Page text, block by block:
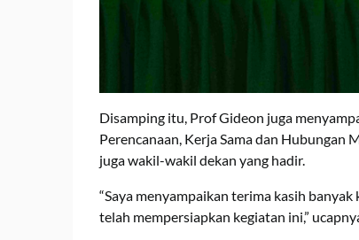
Disamping itu, Prof Gideon juga
Perencanaan, Kerja Sama dan Hubungan
juga wakil-wakil dekan yang hadir.
“Saya menyampaikan terima kasih
telah mempersiapkan kegiatan ini,”